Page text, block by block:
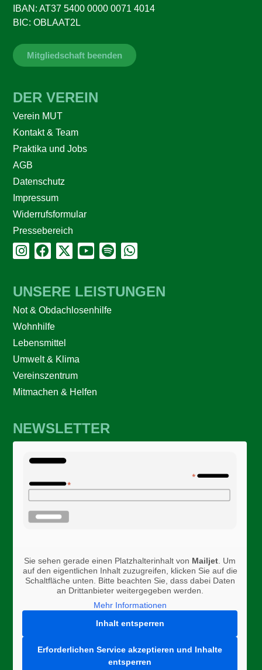
IBAN: AT37 5400 0000 0071 4014
BIC: OBLAAT2L
Mitgliedschaft beenden
DER VEREIN
Verein MUT
Kontakt & Team
Praktika und Jobs
AGB
Datenschutz
Impressum
Widerrufsformular
Pressebereich
UNSERE LEISTUNGEN
Not & Obdachlosenhilfe
Wohnhilfe
Lebensmittel
Umwelt & Klima
Vereinszentrum
Mitmachen & Helfen
NEWSLETTER
Sie sehen gerade einen Platzhalterinhalt von Mailjet. Um
auf den eigentlichen Inhalt zuzugreifen, klicken Sie auf die
Schaltfläche unten. Bitte beachten Sie, dass dabei Daten
an Drittanbieter weitergegeben werden.
Mehr Informationen
Inhalt entsperren
Erforderlichen Service akzeptieren und Inhalte
entsperren